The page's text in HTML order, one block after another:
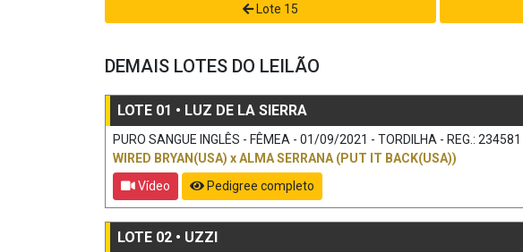
Lote 15
DEMAIS LOTES DO LEILÃO
LOTE 01 • LUZ DE LA SIERRA
PURO SANGUE INGLÊS - FÊMEA - 01/09/2021 - TORDILHA - REG.: 234581
WIRED BRYAN(USA) xALMA SERRANA (PUT IT BACK(USA))
Vídeo
Pedigree completo
LOTE 02 • UZZI